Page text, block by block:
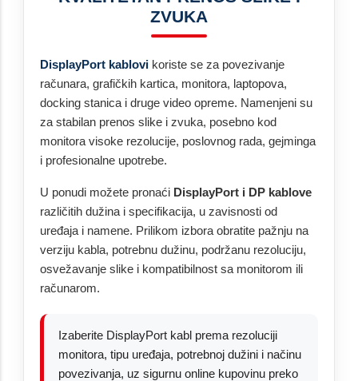
ZVUKA
DisplayPort kablovi koriste se za povezivanje
računara, grafičkih kartica, monitora, laptopova,
docking stanica i druge video opreme. Namenjeni su
za stabilan prenos slike i zvuka, posebno kod
monitora visoke rezolucije, poslovnog rada, gejminga
i profesionalne upotrebe.
U ponudi možete pronaći DisplayPort i DP kablove
različitih dužina i specifikacija, u zavisnosti od
uređaja i namene. Prilikom izbora obratite pažnju na
verziju kabla, potrebnu dužinu, podržanu rezoluciju,
osvežavanje slike i kompatibilnost sa monitorom ili
računarom.
Izaberite DisplayPort kabl prema rezoluciji
monitora, tipu uređaja, potrebnoj dužini i načinu
povezivanja, uz sigurnu online kupovinu preko